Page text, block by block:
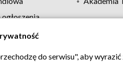
Regulamin TVP
do serwisu", aby